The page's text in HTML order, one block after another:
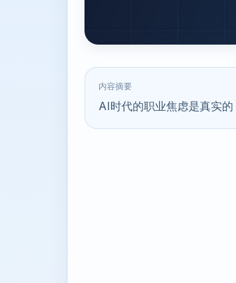
内容摘要
AI时代的职业焦虑是真实